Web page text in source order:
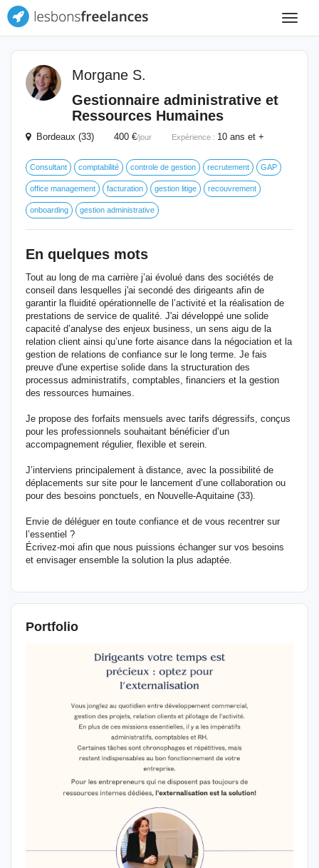
Toggle
Morgane S.
Gestionnaire administrative et
Ressources Humaines
Bordeaux (33) 400 €/jour Expérience : 10 ans et +
Consultant comptabilité controle de gestion recrutement GAP
office management facturation gestion litige recouvrement
onboarding gestion administrative
En quelques mots
Tout au long de ma carrière j’ai évolué dans des sociétés de
conseil dans lesquelles j'ai secondé des dirigeants afin de
garantir la fluidité opérationnelle de l’activité et la réalisation de
prestations de service de qualité. J'ai développé une solide
capacité d’analyse des enjeux business, un sens aigu de la
relation client ainsi qu’une forte aisance dans la négociation et la
gestion de relations de confiance sur le long terme. Je fais
preuve d'une expertise solide dans la structuration des
processus administratifs, comptables, financiers et la gestion
des ressources humaines.
Je propose des forfaits mensuels avec tarifs dégressifs, conçus
pour les professionnels souhaitant bénéficier d’un
accompagnement régulier, flexible et serein.
J’interviens principalement à distance, avec la possibilité de
déplacements sur site pour le lancement d’une collaboration ou
pour des besoins ponctuels, en Nouvelle-Aquitaine (33).
Envie de déléguer en toute confiance et de vous recentrer sur
l’essentiel ?
Écrivez-moi afin que nous puissions échanger sur vos besoins
et envisager ensemble la solution la plus adaptée.
Portfolio